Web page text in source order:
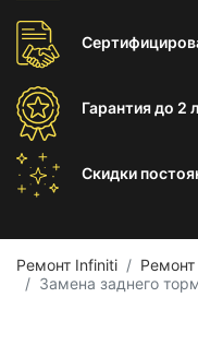
Гарантиядо 2
Скидки
Ремонт Infiniti
Замена заднего